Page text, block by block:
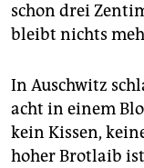
schon drei
bleibt nichts
In Auschwitz
acht in einem
kein Kissen,
hoher Brotlaib